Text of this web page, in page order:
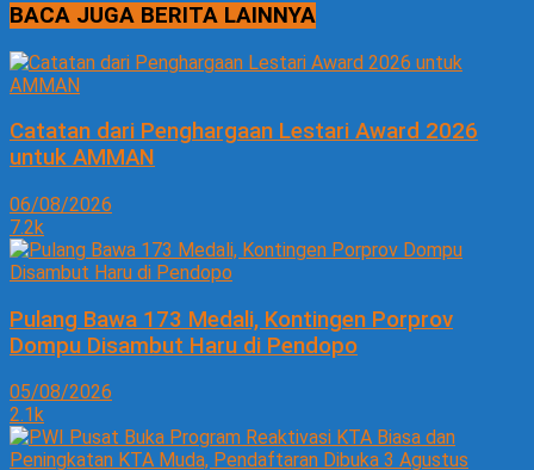
BACA JUGA BERITA LAINNYA
Catatan dari Penghargaan Lestari Award 2026
untuk AMMAN
06/08/2026
7.2k
Pulang Bawa 173 Medali, Kontingen Porprov
Dompu Disambut Haru di Pendopo
05/08/2026
2.1k